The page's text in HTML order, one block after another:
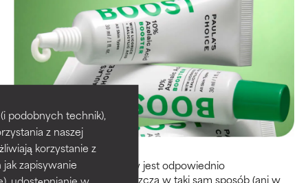
podobnych technik),
z naszej
korzystanie z
zapisywanie
Może złuszczać skórę, gdy jest odpowiednio
sformułowany, ale nie złuszcza w taki sam sposób (ani w